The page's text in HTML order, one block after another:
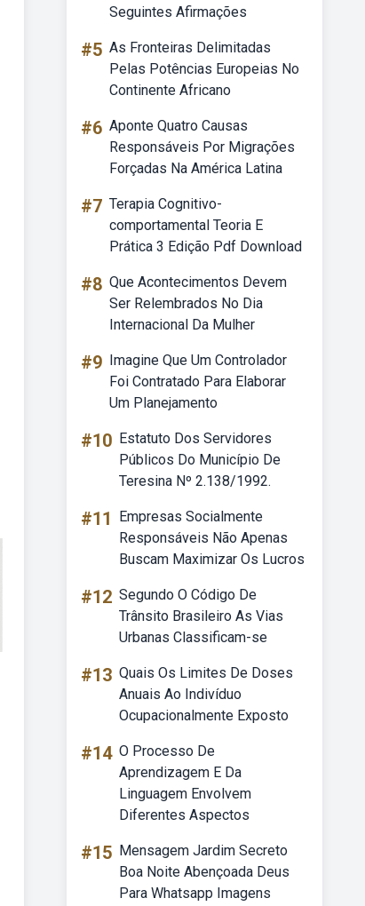
Seguintes Afirmações
#5 As Fronteiras Delimitadas
Pelas Potências Europeias No
Continente Africano
#6 Aponte Quatro Causas
Responsáveis Por Migrações
Forçadas Na América Latina
#7 Terapia Cognitivo-
comportamental Teoria E
Prática 3 Edição Pdf Download
#8 Que Acontecimentos Devem
Ser Relembrados No Dia
Internacional Da Mulher
#9 Imagine Que Um Controlador
Foi Contratado Para Elaborar
Um Planejamento
#10 Estatuto Dos Servidores
Públicos Do Município De
Teresina Nº 2.138/1992.
#11
Empresas Socialmente
Responsáveis Não Apenas
Buscam Maximizar Os Lucros
#12 Segundo O Código De
Trânsito Brasileiro As Vias
Urbanas Classificam-se
#13 Quais Os Limites De Doses
Anuais Ao Indivíduo
Ocupacionalmente Exposto
#14 O Processo De
Aprendizagem E Da
Linguagem Envolvem
Diferentes Aspectos
#15 Mensagem Jardim Secreto
Boa Noite Abençoada Deus
Para Whatsapp Imagens